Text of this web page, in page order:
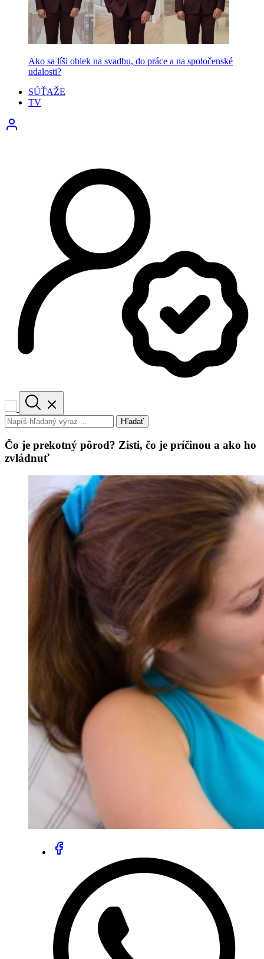
Ako sa líši oblek na svadbu, do práce a na spoločenské
udalosti?
SÚŤAŽE
TV
Hľadať
Čo je prekotný pôrod? Zisti, čo je príčinou a ako ho
zvládnuť